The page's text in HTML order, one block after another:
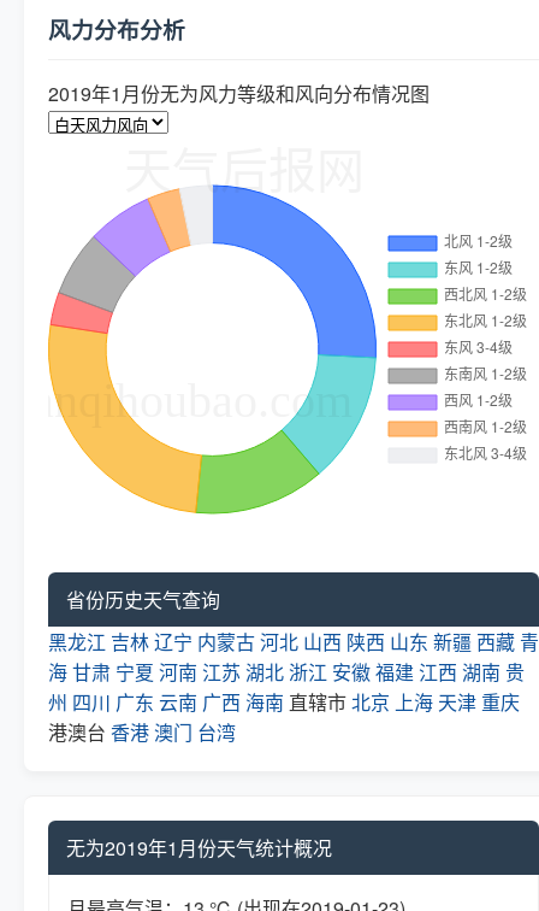
风力分布分析
2019年1月份无为风力等级和风向分布情况图
省份历史天气查询
黑龙江 吉林辽宁 内蒙古河北 山西 陕西 山东 新疆 西藏 青
海甘肃 宁夏 河南 江苏 湖北 浙江 安徽福建 江西 湖南 贵
州 四川 广东 云南 广西 海南 直辖市北京 上海 天津 重庆
港澳台 香港澳门 台湾
无为2019年1月份天气统计概况